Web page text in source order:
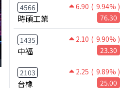
4566 6.90 ( 9.94% )
時碩工業 76.30
1435 2.10 ( 9.90% )
中福 23.30
2103 2.25 ( 9.89% )
台橡 25.00